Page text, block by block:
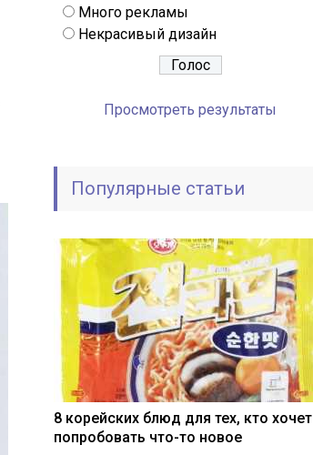
Много рекламы
Некрасивый дизайн
Просмотреть результаты
Популярные статьи
8 корейских блюд для тех, кто хочет
попробовать что-то новое